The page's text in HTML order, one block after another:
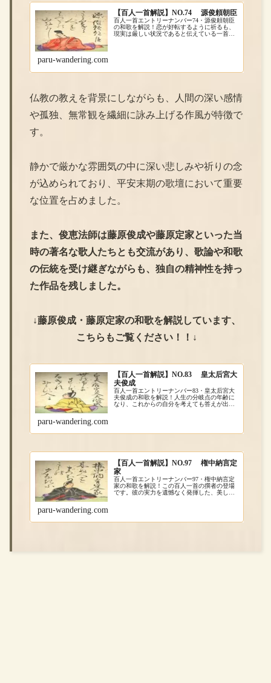
【百人一首解説】NO.74 源俊頼朝臣
百人一首エントリーナンバー74・源俊頼朝臣
の和歌を解説！恋が好転するように祈るも、
現実は厳しい状況であると伝えている一首で
paru-wandering.com
仏教の教えを背景にしながらも、人間の深い感情
や孤独、無常観を繊細に詠み上げる作風が特徴で
す。
静かで厳かな雰囲気の中に深い悲しみや祈りの念
が込められており、平安末期の歌壇において重要
な位置を占めました。
また、俊恵法師は藤原俊成や藤原定家といった当
時の著名な歌人たちとも交流があり、歌論や和歌
の伝統を受け継ぎながらも、独自の精神性を持っ
た作品を残しました。
↓藤原俊成・ 藤原定家の和歌を解説しています、
こちらもご覧ください！！↓
【百人一首解説】NO.83 皇太后宮大
夫俊成
百人一首エントリーナンバー83・皇太后宮大
夫俊成の和歌を解説！人生の分岐点の年齢に
なり、これからの自分を考えても答えが出な
paru-wandering.com
【百人一首解説】NO.97 権中納言定
家
百人一首エントリーナンバー97・権中納言定
家の和歌を解説！この百人一首の撰者の登場
です。彼の実力を遺憾なく発揮した、美しい
paru-wandering.com